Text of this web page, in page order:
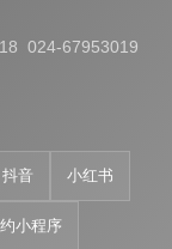
024-67953019
抖音 小红书
小程序